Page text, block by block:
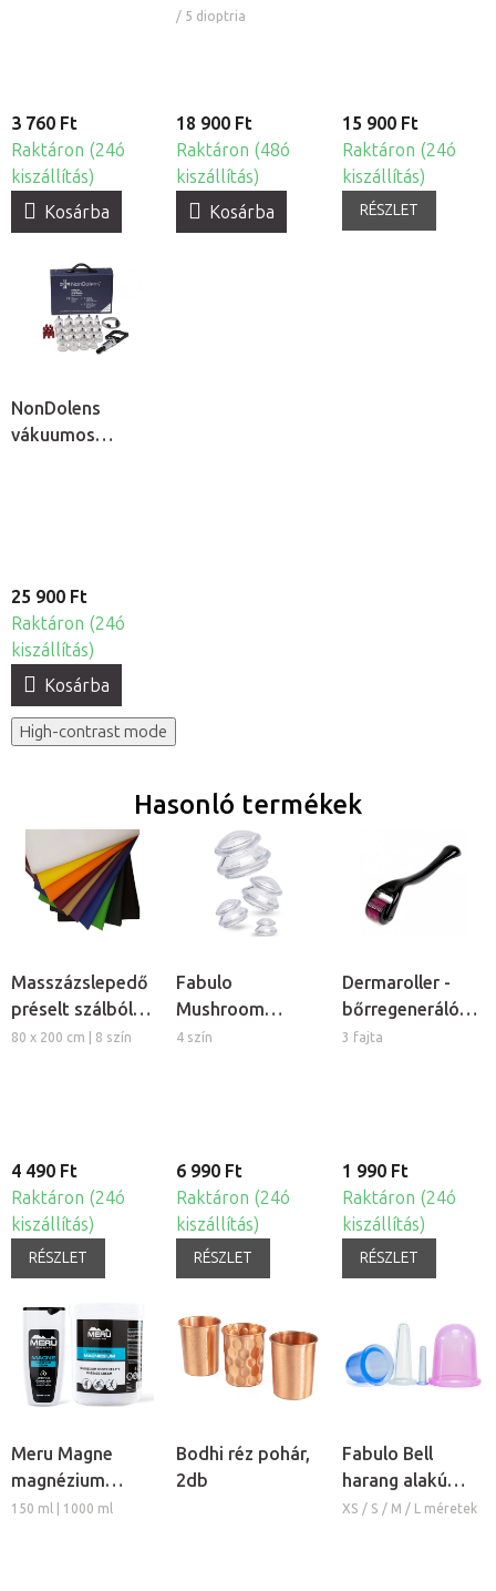
3 760 Ft
Raktáron (24ó
kiszállítás)
Kosárba
és állvánnyal
/ 5 dioptria
18 900 Ft
Raktáron (48ó
kiszállítás)
Kosárba
15 900 Ft
Raktáron (24ó
kiszállítás)
RÉSZLET
NonDolens
vákuumos
25 900 Ft
Raktáron (24ó
kiszállítás)
Kosárba
High-contrast mode
Hasonló termékek
Masszázslepedő
préselt szálból,
5db
80 x 200 cm | 8 szín
4 490 Ft
Raktáron (24ó
kiszállítás)
RÉSZLET
Fabulo
Mushroom
gomba alakú
4 szín
6 990 Ft
Raktáron (24ó
kiszállítás)
RÉSZLET
Dermaroller -
bőrregeneráló
tűs henger
3 fajta
1 990 Ft
Raktáron (24ó
kiszállítás)
RÉSZLET
Meru Magne
magnézium
masszázs krém
150 ml | 1000 ml
Bodhi réz pohár,
2db
Fabulo Bell
harang alakú
szilikon köpöly
XS / S / M / L méretek